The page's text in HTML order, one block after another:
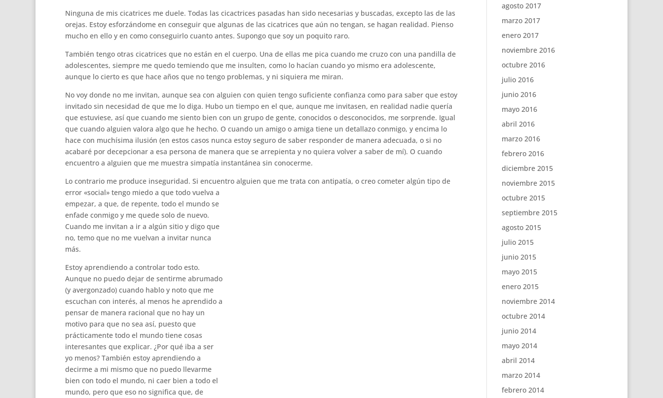
Ninguna de mis cicatrices me duele. Todas las cicactrices pasadas han sido necesarias y buscadas, excepto las de las
orejas. Estoy esforzándome en conseguir que algunas de las cicatrices que aún no tengan, se hagan realidad. Pienso
mucho en ello y en como conseguirlo cuanto antes. Supongo que soy un poquito raro.
También tengo otras cicatrices que no están en el cuerpo. Una de ellas me pica cuando me cruzo con una pandilla de
adolescentes, siempre me quedo temiendo que me insulten, como lo hacían cuando yo mismo era adolescente,
aunque lo cierto es que hace años que no tengo problemas, y ni siquiera me miran.
No voy donde no me invitan, aunque sea con alguien con quien tengo suficiente confianza como para saber que estoy
invitado sin necesidad de que me lo diga. Hubo un tiempo en el que, aunque me invitasen, en realidad nadie quería
que estuviese, así que cuando me siento bien con un grupo de gente, conocidos o desconocidos, me sorprende. Igual
que cuando alguien valora algo que he hecho. O cuando un amigo o amiga tiene un detallazo conmigo, y encima lo
hace con muchísima ilusión (en estos casos nunca estoy seguro de saber responder de manera adecuada, o si no
acabaré por decepcionar a esa persona de manera que se arrepienta y no quiera volver a saber de mí). O cuando
encuentro a alguien que me muestra simpatía instantánea sin conocerme.
Lo contrario me produce inseguridad. Si encuentro alguien que me trata con antipatía, o creo cometer algún tipo de
error «social» tengo miedo a que todo vuelva a
empezar, a que, de repente, todo el mundo se
enfade conmigo y me quede solo de nuevo.
Cuando me invitan a ir a algún sitio y digo que
no, temo que no me vuelvan a invitar nunca
más.
Estoy aprendiendo a controlar todo esto.
Aunque no puedo dejar de sentirme abrumado
(y avergonzado) cuando hablo y noto que me
escuchan con interés, al menos he aprendido a
pensar de manera racional que no hay un
motivo para que no sea así, puesto que
prácticamente todo el mundo tiene cosas
interesantes que explicar. ¿Por qué iba a ser
yo menos? También estoy aprendiendo a
decirme a mi mismo que no puedo llevarme
bien con todo el mundo, ni caer bien a todo el
mundo, pero que eso no significa que, de
agosto 2017
marzo 2017
enero 2017
noviembre 2016
octubre 2016
julio 2016
junio 2016
mayo 2016
abril 2016
marzo 2016
febrero 2016
diciembre 2015
noviembre 2015
octubre 2015
septiembre 2015
agosto 2015
julio 2015
junio 2015
mayo 2015
enero 2015
noviembre 2014
octubre 2014
junio 2014
mayo 2014
abril 2014
marzo 2014
febrero 2014